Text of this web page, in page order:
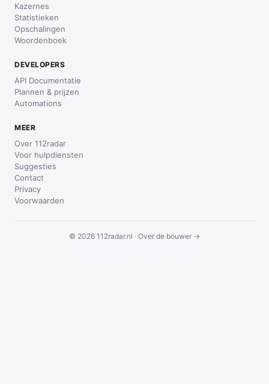
Kazernes
Statistieken
Opschalingen
Woordenboek
DEVELOPERS
API Documentatie
Plannen & prijzen
Automations
MEER
Over 112radar
Voor hulpdiensten
Suggesties
Contact
Privacy
Voorwaarden
© 2026 112radar.nl · Over de bouwer →